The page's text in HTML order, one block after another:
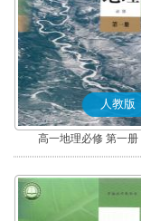
人教版
高一地理必修 第一册